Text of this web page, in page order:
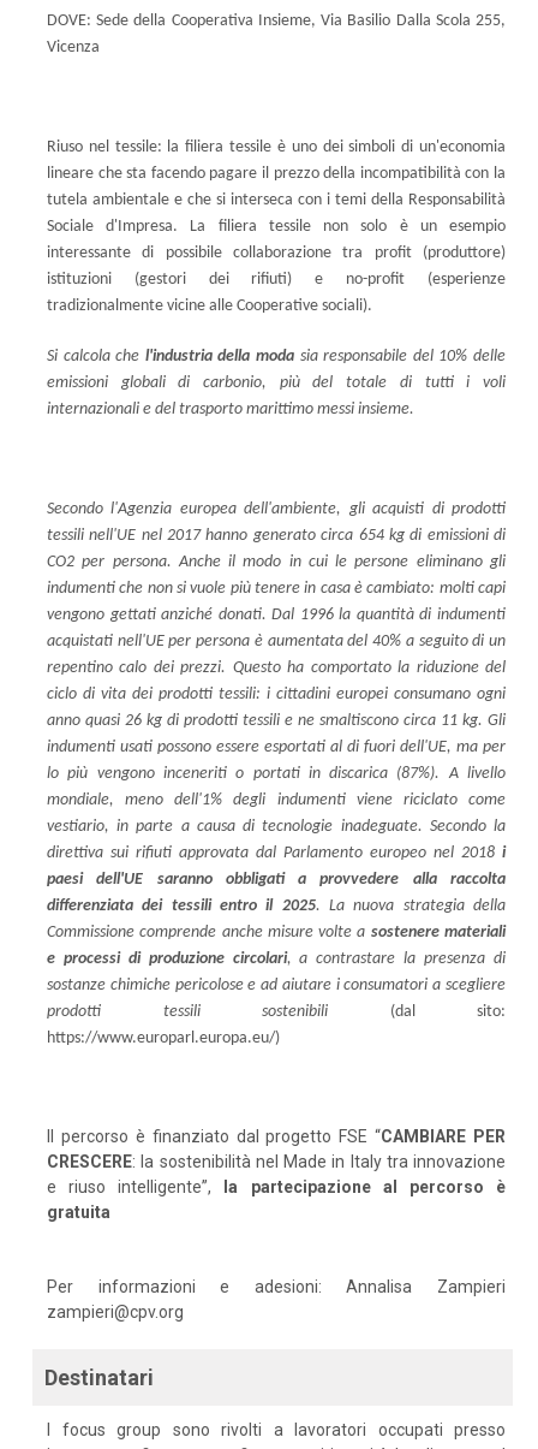
DOVE: Sede della Cooperativa Insieme, Via Basilio Dalla Scola 255,
Vicenza
Riuso nel tessile: la filiera tessile è uno dei simboli di un'economia
lineare che sta facendo pagare il prezzo della incompatibilità con la
tutela ambientale e che si interseca con i temi della Responsabilità
Sociale d'Impresa. La filiera tessile non solo è un esempio
interessante di possibile collaborazione tra profit (produttore)
istituzioni (gestori dei rifiuti) e no-profit (esperienze
tradizionalmente vicine alle Cooperative sociali).
Si calcola che l'industria della moda sia responsabile del 10% delle
emissioni globali di carbonio, più del totale di tutti i voli
internazionali e del trasporto marittimo messi insieme.
Secondo l'Agenzia europea dell'ambiente, gli acquisti di prodotti
tessili nell'UE nel 2017 hanno generato circa 654 kg di emissioni di
CO2 per persona. Anche il modo in cui le persone eliminano gli
indumenti che non si vuole più tenere in casa è cambiato: molti capi
vengono gettati anziché donati. Dal 1996 la quantità di indumenti
acquistati nell'UE per persona è aumentata del 40% a seguito di un
repentino calo dei prezzi. Questo ha comportato la riduzione del
ciclo di vita dei prodotti tessili: i cittadini europei consumano ogni
anno quasi 26 kg di prodotti tessili e ne smaltiscono circa 11 kg. Gli
indumenti usati possono essere esportati al di fuori dell'UE, ma per
lo più vengono inceneriti o portati in discarica (87%). A livello
mondiale, meno dell'1% degli indumenti viene riciclato come
vestiario, in parte a causa di tecnologie inadeguate. Secondo la
direttiva sui rifiuti approvata dal Parlamento europeo nel 2018 i
paesi dell'UE saranno obbligati a provvedere alla raccolta
differenziata dei tessili entro il 2025. La nuova strategia della
Commissione comprende anche misure volte a sostenere materiali
e processi di produzione circolari, a contrastare la presenza di
sostanze chimiche pericolose e ad aiutare i consumatori a scegliere
prodotti tessili sostenibili (dal sito:
https://www.europarl.europa.eu/)
Il percorso è finanziato dal progetto FSE “CAMBIARE PER
CRESCERE: la sostenibilità nel Made in Italy tra innovazione
e riuso intelligente”,
la partecipazione al percorso è
gratuita
Per informazioni e adesioni: Annalisa Zampieri
zampieri@cpv.org
Destinatari
I focus group sono rivolti a lavoratori occupati presso